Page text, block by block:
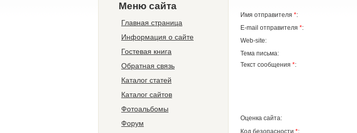
Меню сайта
Главная страница
Информация о сайте
Гостевая книга
Обратная связь
Каталог статей
Каталог сайтов
Фотоальбомы
Форум
Имя отправителя *:
E-mail отправителя *:
Web-site:
Тема письма:
Текст сообщения *:
Оценка сайта:
Код безопасности *: